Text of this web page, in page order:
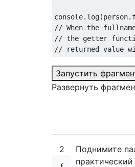
console. log(person.
// When the
// the getter
// returned value
Запустить
Развернуть
2
Поднимите